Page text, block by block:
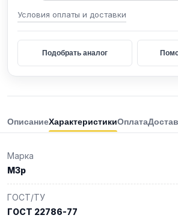
Условия оплаты и доставки
Подобрать аналог
ОписаниеХарактеристикиОплата
Марка
М3р
ГОСТ/ТУ
ГОСТ 22786-77